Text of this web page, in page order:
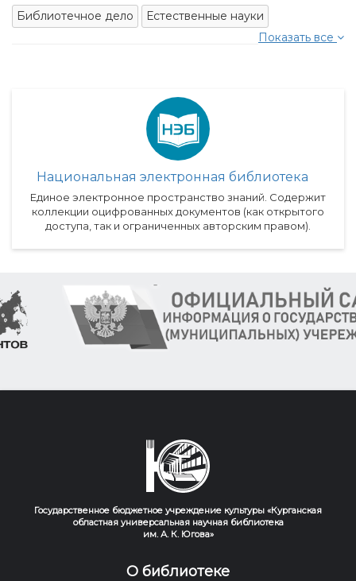
Библиотечное дело
Естественные науки
Показать все
Национальная электронная библиотека
Единое электронное пространство знаний. Содержит
коллекции оцифрованных документов (как открытого
доступа, так и ограниченных авторским правом).
Государственное бюджетное учреждение культуры «Курганская
областная универсальная научная библиотека
им. А. К. Югова»
О библиотеке